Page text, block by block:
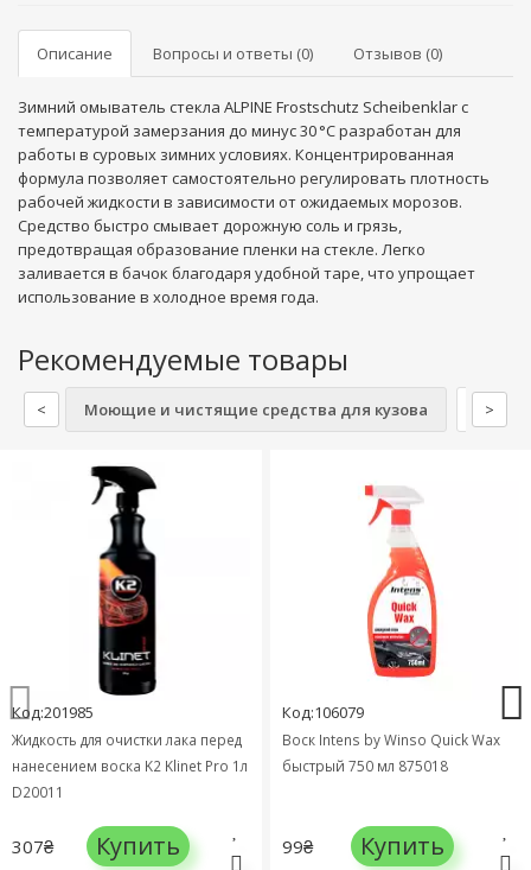
Описание Вопросы и ответы (0) Отзывов (0)
Зимний омыватель стекла ALPINE Frostschutz Scheibenklar с
температурой замерзания до минус 30 °C разработан для
работы в суровых зимних условиях. Концентрированная
формула позволяет самостоятельно регулировать плотность
рабочей жидкости в зависимости от ожидаемых морозов.
Средство быстро смывает дорожную соль и грязь,
предотвращая образование пленки на стекле. Легко
заливается в бачок благодаря удобной таре, что упрощает
использование в холодное время года.
Рекомендуемые товары
< Моющие и чистящие средства для кузова >
Код:201985
Жидкость для очистки лака перед
нанесением воска K2 Klinet Pro 1л
D20011
307₴ Купить
Код:106079
Воск Intens by Winso Quick Wax
быстрый 750 мл 875018
99₴ Купить